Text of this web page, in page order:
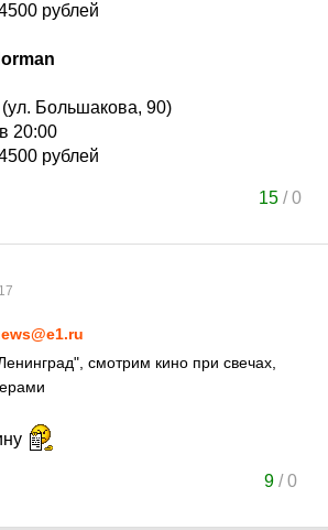
рублей
Большакова, 90)
20:00
рублей
15 /0
смотрим кино при свечах,
9/0